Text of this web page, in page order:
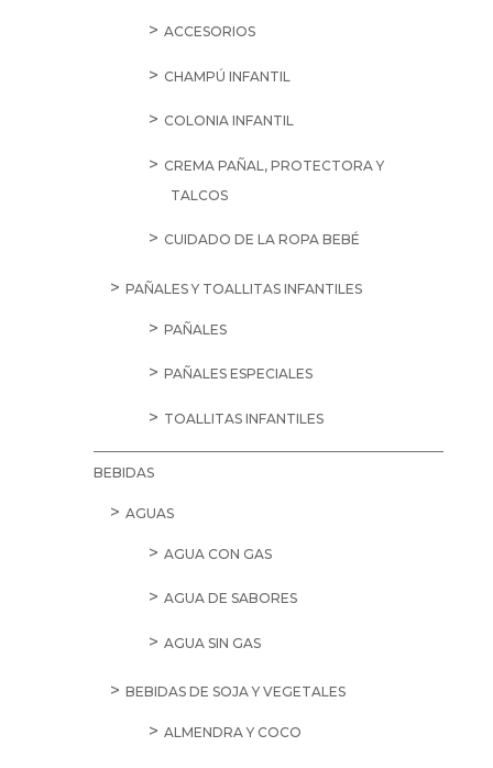
ACCESORIOS
CHAMPÚ INFANTIL
COLONIA INFANTIL
CREMA PAÑAL, PROTECTORA Y
TALCOS
CUIDADO DE LA ROPA BEBÉ
PAÑALES Y TOALLITAS INFANTILES
PAÑALES
PAÑALES ESPECIALES
TOALLITAS INFANTILES
BEBIDAS
AGUAS
AGUA CON GAS
AGUA DE SABORES
AGUA SIN GAS
BEBIDAS DE SOJA Y VEGETALES
ALMENDRA Y COCO